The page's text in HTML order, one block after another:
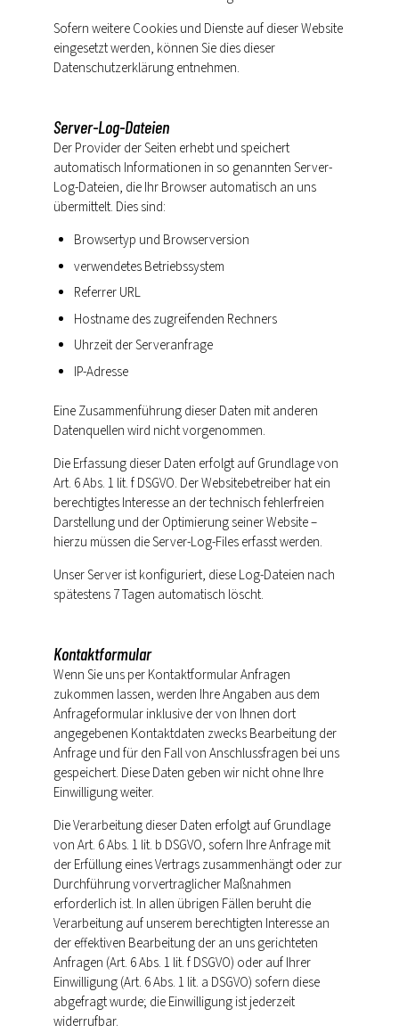
Sofern weitere Cookies und Dienste auf dieser Website
eingesetzt werden, können Sie dies dieser
Datenschutzerklärung entnehmen.
Server-Log-Dateien
Der Provider der Seiten erhebt und speichert
automatisch Informationen in so genannten Server-
Log-Dateien, die Ihr Browser automatisch an uns
übermittelt. Dies sind:
Browsertyp und Browserversion
verwendetes Betriebssystem
Referrer URL
Hostname des zugreifenden Rechners
Uhrzeit der Serveranfrage
IP-Adresse
Eine Zusammenführung dieser Daten mit anderen
Datenquellen wird nicht vorgenommen.
Die Erfassung dieser Daten erfolgt auf Grundlage von
Art. 6 Abs. 1 lit. f DSGVO. Der Websitebetreiber hat ein
berechtigtes Interesse an der technisch fehlerfreien
Darstellung und der Optimierung seiner Website –
hierzu müssen die Server-Log-Files erfasst werden.
Unser Server ist konfiguriert, diese Log-Dateien nach
spätestens 7 Tagen automatisch löscht.
Kontaktformular
Wenn Sie uns per Kontaktformular Anfragen
zukommen lassen, werden Ihre Angaben aus dem
Anfrageformular inklusive der von Ihnen dort
angegebenen Kontaktdaten zwecks Bearbeitung der
Anfrage und für den Fall von Anschlussfragen bei uns
gespeichert. Diese Daten geben wir nicht ohne Ihre
Einwilligung weiter.
Die Verarbeitung dieser Daten erfolgt auf Grundlage
von Art. 6 Abs. 1 lit. b DSGVO, sofern Ihre Anfrage mit
der Erfüllung eines Vertrags zusammenhängt oder zur
Durchführung vorvertraglicher Maßnahmen
erforderlich ist. In allen übrigen Fällen beruht die
Verarbeitung auf unserem berechtigten Interesse an
der effektiven Bearbeitung der an uns gerichteten
Anfragen (Art. 6 Abs. 1 lit. f DSGVO) oder auf Ihrer
Einwilligung (Art. 6 Abs. 1 lit. a DSGVO) sofern diese
abgefragt wurde; die Einwilligung ist jederzeit
widerrufbar.